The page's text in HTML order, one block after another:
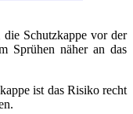
Schutzkappe vor der
Sprühen näher an das
ist das Risiko recht